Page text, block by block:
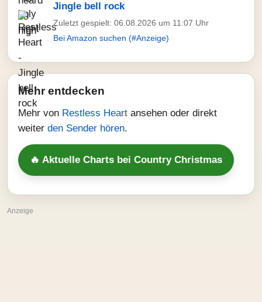
Jingle bell rock
Zuletzt gespielt: 06.08.2026 um 11:07 Uhr
Bei Amazon suchen (#Anzeige)
Mehr entdecken
Mehr von Restless Heart ansehen oder direkt
weiter den Sender hören.
🔥 Aktuelle Charts bei Country Christmas
Anzeige